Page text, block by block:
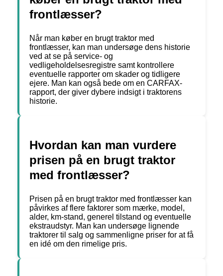
frontlæsser?
Når man køber en brugt traktor med
frontlæsser, kan man undersøge dens historie
ved at se på service- og
vedligeholdelsesregistre samt kontrollere
eventuelle rapporter om skader og tidligere
ejere. Man kan også bede om en CARFAX-
rapport, der giver dybere indsigt i traktorens
historie.
Hvordan kan man vurdere
prisen på en brugt traktor
med frontlæsser?
Prisen på en brugt traktor med frontlæsser kan
påvirkes af flere faktorer som mærke, model,
alder, km-stand, generel tilstand og eventuelle
ekstraudstyr. Man kan undersøge lignende
traktorer til salg og sammenligne priser for at få
en idé om den rimelige pris.